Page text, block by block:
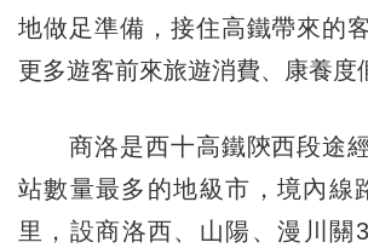
地做足準備，接住高鐵帶來的
更多遊客前來旅遊消費、康養度
商洛是西十高鐵陝西段途經
站數量最多的地級市，境內線
里，設商洛西、山陽、漫川關